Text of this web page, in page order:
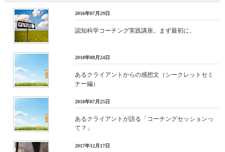
2016年07月29日
認知科学コーチング実践講座。まず最初に、
2018年08月24日
あるクライアントからの感想文（シークレットセミ
ナー編）
2018年07月25日
あるクライアントが語る「コーチングセッションっ
て？」
2017年12月17日